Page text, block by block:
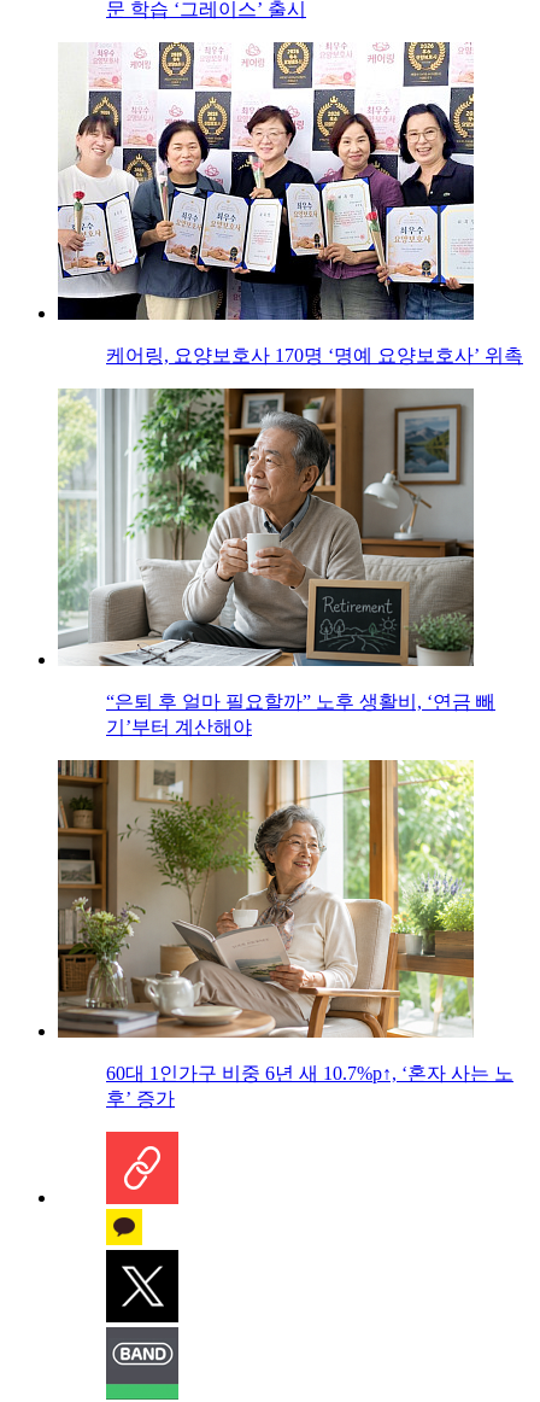
문 학습 ‘그레이스’ 출시
케어링, 요양보호사 170명 ‘명예 요양보호사’ 위촉
“은퇴 후 얼마 필요할까” 노후 생활비, ‘연금 빼
기’부터 계산해야
60대 1인가구 비중 6년 새 10.7%p↑, ‘혼자 사는 노
후’ 증가